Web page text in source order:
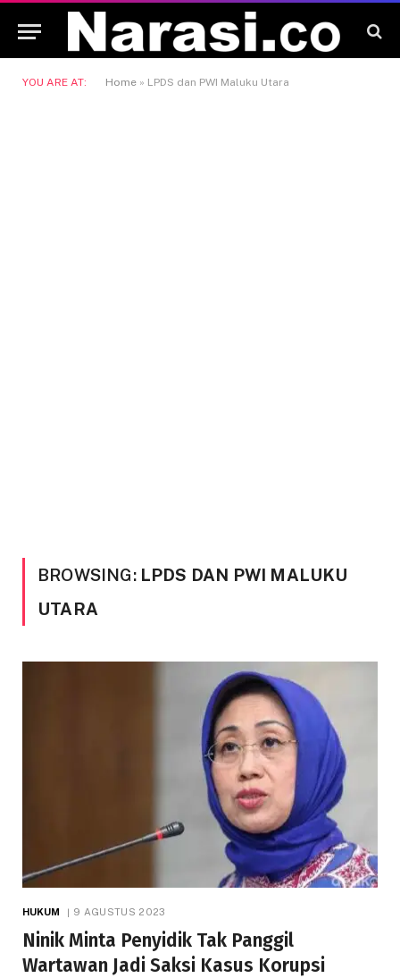
YOU ARE AT: Home » LPDS dan PWI Maluku Utara
BROWSING: LPDS DAN PWI MALUKU
UTARA
HUKUM 9 AGUSTUS 2023
Ninik Minta Penyidik Tak Panggil
Wartawan Jadi Saksi Kasus Korupsi